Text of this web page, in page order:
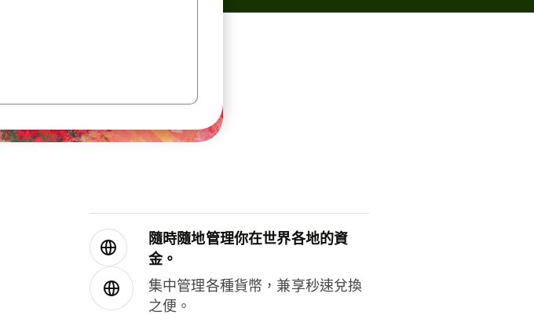
隨時隨地管理你在世界各地的資
金。
集中管理各種貨幣，兼享秒速兌換
之便。